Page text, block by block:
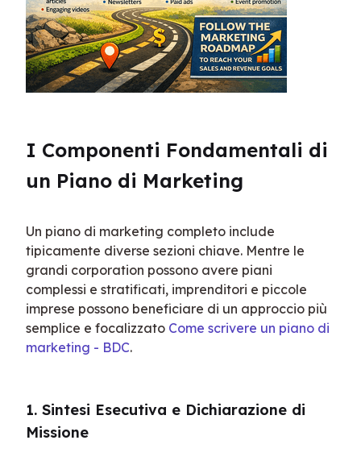
I Componenti Fondamentali di
un Piano di Marketing
Un piano di marketing completo include
tipicamente diverse sezioni chiave. Mentre le
grandi corporation possono avere piani
complessi e stratificati, imprenditori e piccole
imprese possono beneficiare di un approccio più
semplice e focalizzato Come scrivere un piano di
marketing - BDC.
1. Sintesi Esecutiva e Dichiarazione di
Missione